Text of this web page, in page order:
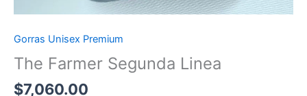
Gorras Unisex Premium
The Farmer Segunda Linea
$7,060.00